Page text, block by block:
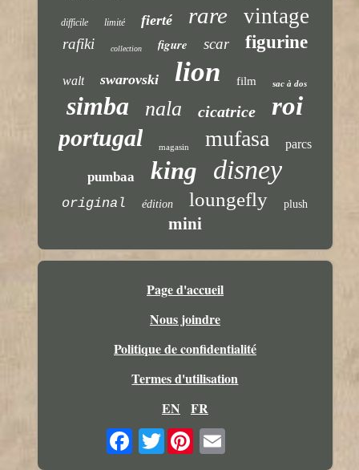
difficile limité fierté rare vintage
rafiki collection figure scar figurine
walt swarovski lion film sac à dos
simba nala cicatrice roi
portugal magasin mufasa parcs
pumbaa king disney
original édition loungefly plush
mini
Page d'accueil
Nous joindre
Politique de confidentialité
Termes d'utilisation
EN
FR
Twitter